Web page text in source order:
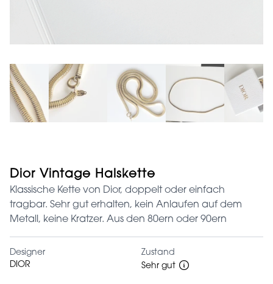
Dior Vintage Halskette
Klassische Kette von Dior, doppelt oder einfach
tragbar. Sehr gut erhalten, kein Anlaufen auf dem
Metall, keine Kratzer. Aus den 80ern oder 90ern
Designer
DIOR
Zustand
Sehr gut